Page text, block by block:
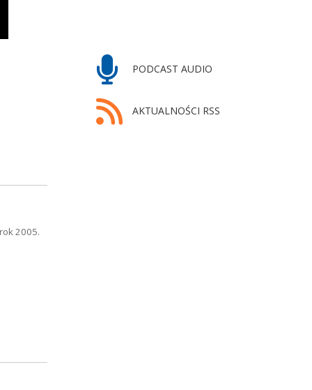
PODCAST AUDIO
AKTUALNOŚCI RSS
2005.